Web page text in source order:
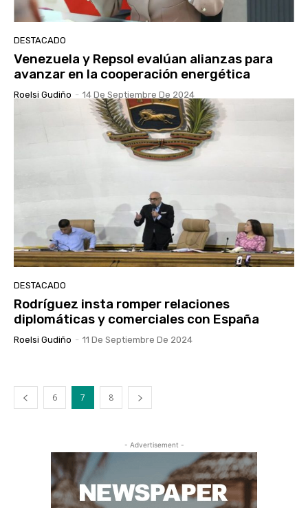
DESTACADO
Venezuela y Repsol evalúan alianzas para
avanzar en la cooperación energética
Roelsi Gudiño - 14 De Septiembre De 2024
DESTACADO
Rodríguez insta romper relaciones
diplomáticas y comerciales con España
Roelsi Gudiño - 11 De Septiembre De 2024
6 7 8
- Advertisement -